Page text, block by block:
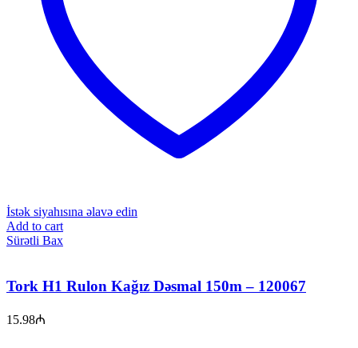
İstək siyahısına əlavə edin
Add to cart
Sürətli Bax
Tork H1 Rulon Kağız Dəsmal 150m – 120067
15.98₼